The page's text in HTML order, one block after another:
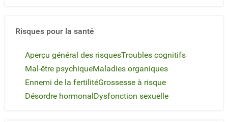
Risques pour la santé
Aperçu général des risquesTroubles cognitifs
Mal-être psychiqueMaladies organiques
Ennemi de la fertilitéGrossesse à risque
Désordre hormonalDysfonction sexuelle